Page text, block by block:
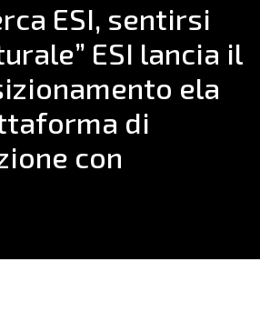
ESI, sentirsi
ESI lancia il
ela
di
con